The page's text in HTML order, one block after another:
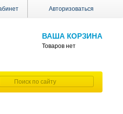
Авторизоваться
ВАША КОРЗИНА
Товаров нет